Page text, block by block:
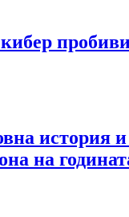
история
на